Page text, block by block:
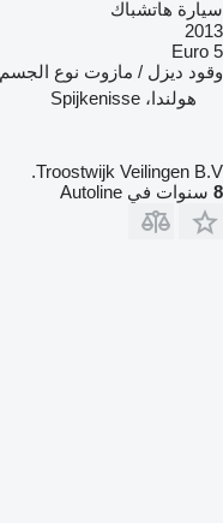
سيارة هاتشباك
2013
Euro 5
وقود ديزل / مازوت نوع الجسم
هولندا، Spijkenisse
Troostwijk Veilingen B.V.
8 سنوات في Autoline